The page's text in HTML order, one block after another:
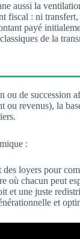
aussi la
fiscal : ni
payé
de la
de succession
revenus), la
:
loyers pour
chacun peut
et une juste
et